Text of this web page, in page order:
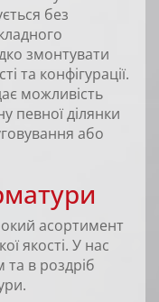
без
змонтувати
та конфігурації.
можливість
певної ділянки
або
асортимент
якості. У нас
в роздріб